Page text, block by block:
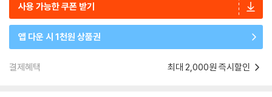
사용 가능한 쿠폰 받기
앱 다운 시 1천원 상품권
결제혜택 최대 2,000원 즉시할인